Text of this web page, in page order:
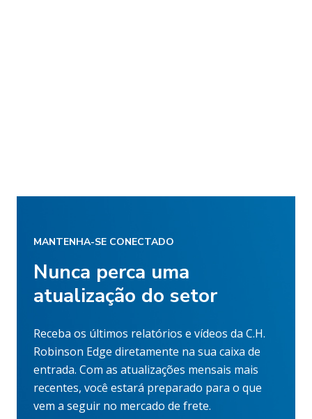
MANTENHA-SE CONECTADO
Nunca perca uma
atualização do setor
Receba os últimos relatórios e vídeos da C.H.
Robinson Edge diretamente na sua caixa de
entrada. Com as atualizações mensais mais
recentes, você estará preparado para o que
vem a seguir no mercado de frete.